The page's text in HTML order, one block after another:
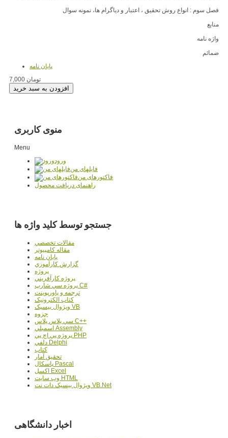
فصل سوم : انواع روش تحقیق ، اعتبار و دیاگرام ها، نمونه سوال
منابع
واژه نامه
ضمائم
پایان نامه
7,000 تومان
منوی کاربری
Menu
ورود
فایلهای من
فاکتورهای من
راهنمای دریافت محصول
جستجو توسط کلید واژه ها
مقالات تخصصي
مقاله کامپیوتر
پایان نامه
گزارش کارآموزي
پروژه
پروژه کارآفريني
پروژه سي شارپ C#
ترجمه و پاورپوينت
کتاب الکترونيک
ويژوال بيسيک VB
جزوه
سي پلاس پلاس C++
اسمبلي Assembly
پروژه پي اچ پي PHP
دلفي Delphi
کتاب
تحقيق آمار
پاسکال Pascal
اکسل Excel
وب سايت HTML
ويژوال بيسيک دات نت VB.Net
اخبار دانشگاهی